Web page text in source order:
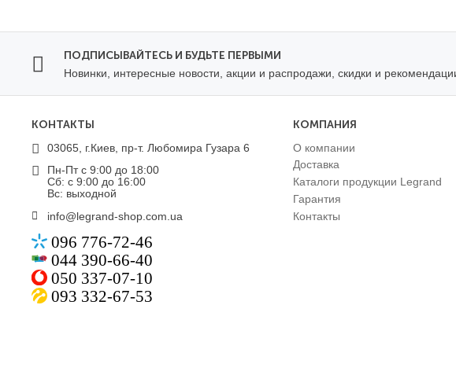
ПОДПИСЫВАЙТЕСЬ И БУДЬТЕ ПЕРВЫМИ
Новинки, интересные новости, акции и распродажи, скидки и
КОНТАКТЫ
03065, г.Киев, пр-т. Любомира Гузара 6
Пн-Пт с 9:00 до 18:00
Сб: с 9:00 до 16:00
Вс: выходной
info@legrand-shop.com.ua
096 776-72-46
044 390-66-40
050 337-07-10
093 332-67-53
КОМПАНИЯ
О компании
Доставка
Каталоги продукции Legrand
Гарантия
Контакты